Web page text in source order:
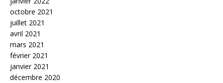
octobre 2021
juillet 2021
avril 2021
mars 2021
février 2021
janvier 2021
décembre 2020